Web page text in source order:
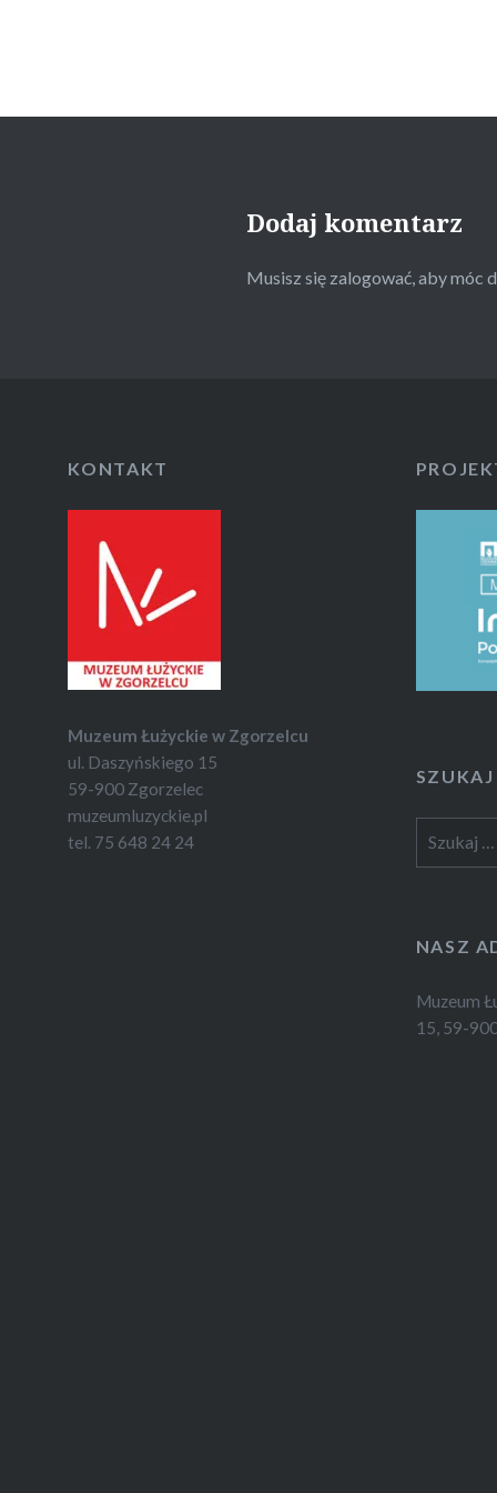
Dodaj komentarz
Musisz się zalogować, aby móc
KONTAKT
Muzeum Łużyckie w Zgorzelcu
ul. Daszyńskiego 15
59-900 Zgorzelec
muzeumluzyckie.pl
tel. 75 648 24 24
SZUKAJ
NASZ
Muzeum
15, 59-